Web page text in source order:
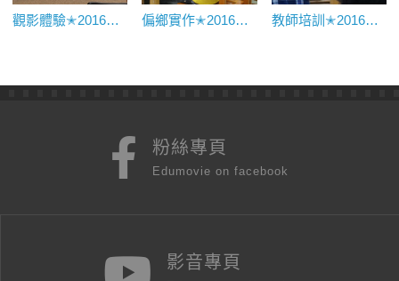
觀影體驗✭2016影像教育資源應用 偏鄉實作✭2016【北區】桃園市壽山國小 教師培訓✭2016教學實務分享
粉絲專頁
Edumovie on facebook
影音專頁